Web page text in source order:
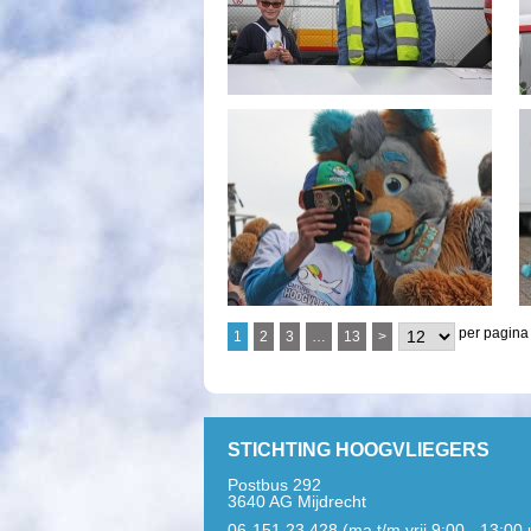
1 2 3 … 13 > per pagina
STICHTING HOOGVLIEGERS
Postbus 292
3640 AG Mijdrecht